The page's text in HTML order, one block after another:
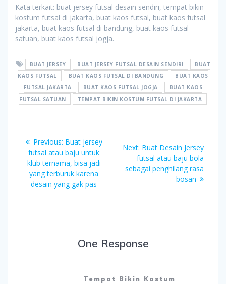
Kata terkait: buat jersey futsal desain sendiri, tempat bikin
kostum futsal di jakarta, buat kaos futsal, buat kaos futsal
jakarta, buat kaos futsal di bandung, buat kaos futsal
satuan, buat kaos futsal jogja.
BUAT JERSEY BUAT JERSEY FUTSAL DESAIN SENDIRI
BUAT
KAOS FUTSAL
BUAT KAOS FUTSAL DI BANDUNG
BUAT KAOS
FUTSAL JAKARTA
BUAT KAOS FUTSAL JOGJA
BUAT KAOS
FUTSAL SATUAN
TEMPAT BIKIN KOSTUM FUTSAL DI JAKARTA
Post
navigation
Previous: Previous
post:
Buat jersey
futsal atau baju untuk
klub ternama, bisa jadi
yang terburuk karena
desain yang gak pas
Next: Next
post:
Buat Desain Jersey
futsal atau baju bola
sebagai penghilang rasa
bosan
One Response
Tempat Bikin Kostum